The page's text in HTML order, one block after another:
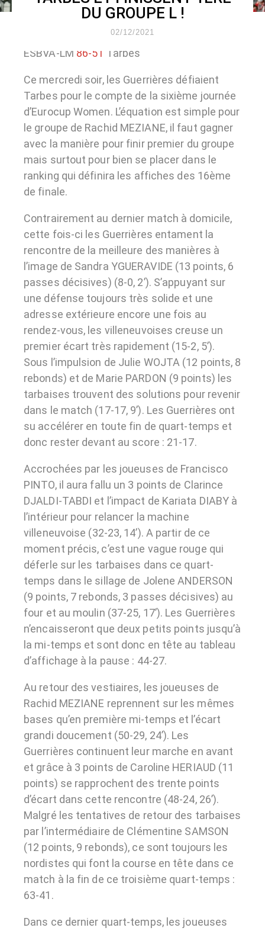
DU GROUPE L !
02/12/2021
ESBVA-LM 86-51 Tarbes
Ce mercredi soir, les Guerrières défiaient
Tarbes pour le compte de la sixième journée
d’Eurocup Women. L’équation est simple pour
le groupe de Rachid MEZIANE, il faut gagner
avec la manière pour finir premier du groupe
mais surtout pour bien se placer dans le
ranking qui définira les affiches des 16ème
de finale.
Contrairement au dernier match à domicile,
cette fois-ci les Guerrières entament la
rencontre de la meilleure des manières à
l’image de Sandra YGUERAVIDE (13 points, 6
passes décisives) (8-0, 2’). S’appuyant sur
une défense toujours très solide et une
adresse extérieure encore une fois au
rendez-vous, les villeneuvoises creuse un
premier écart très rapidement (15-2, 5’).
Sous l’impulsion de Julie WOJTA (12 points, 8
rebonds) et de Marie PARDON (9 points) les
tarbaises trouvent des solutions pour revenir
dans le match (17-17, 9’). Les Guerrières ont
su accélérer en toute fin de quart-temps et
donc rester devant au score : 21-17.
Accrochées par les joueuses de Francisco
PINTO, il aura fallu un 3 points de Clarince
DJALDI-TABDI et l’impact de Kariata DIABY à
l’intérieur pour relancer la machine
villeneuvoise (32-23, 14’). A partir de ce
moment précis, c’est une vague rouge qui
déferle sur les tarbaises dans ce quart-
temps dans le sillage de Jolene ANDERSON
(9 points, 7 rebonds, 3 passes décisives) au
four et au moulin (37-25, 17’). Les Guerrières
n’encaisseront que deux petits points jusqu’à
la mi-temps et sont donc en tête au tableau
d’affichage à la pause : 44-27.
Au retour des vestiaires, les joueuses de
Rachid MEZIANE reprennent sur les mêmes
bases qu’en première mi-temps et l’écart
grandi doucement (50-29, 24’). Les
Guerrières continuent leur marche en avant
et grâce à 3 points de Caroline HERIAUD (11
points) se rapprochent des trente points
d’écart dans cette rencontre (48-24, 26’).
Malgré les tentatives de retour des tarbaises
par l’intermédiaire de Clémentine SAMSON
(12 points, 9 rebonds), ce sont toujours les
nordistes qui font la course en tête dans ce
match à la fin de ce troisième quart-temps :
63-41.
Dans ce dernier quart-temps, les joueuses